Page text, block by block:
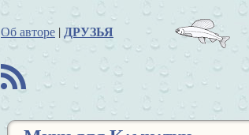
Об авторе | ДРУЗЬЯ
B